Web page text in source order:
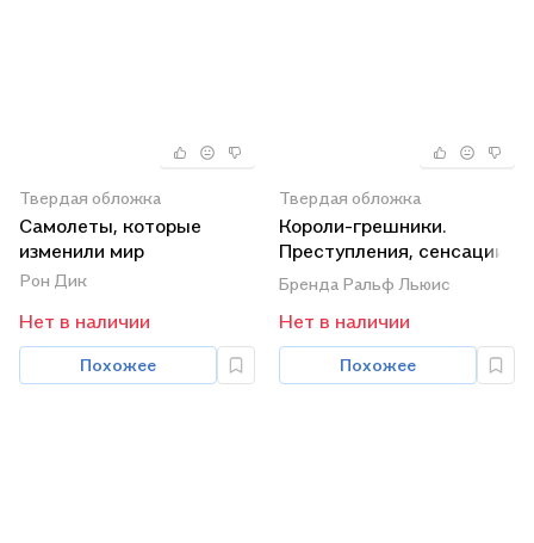
Твердая обложка
Самолеты, которые
изменили мир
Рон Дик
Нет в наличии
Похожее
Твердая обложка
Короли-грешники.
Преступления, сенсации,
разоблачения
Бренда Ральф Льюис
Нет в наличии
Похожее